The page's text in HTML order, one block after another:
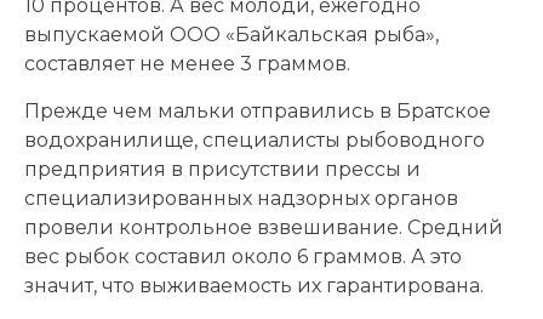
10 процентов. А вес молоди, ежегодно
выпускаемой ООО «Байкальская рыба»,
составляет не менее 3 граммов.
Прежде чем мальки отправились в Братское
водохранилище, специалисты рыбоводного
предприятия в присутствии прессы и
специализированных надзорных органов
провели контрольное взвешивание. Средний
вес рыбок составил около 6 граммов. А это
значит, что выживаемость их гарантирована.